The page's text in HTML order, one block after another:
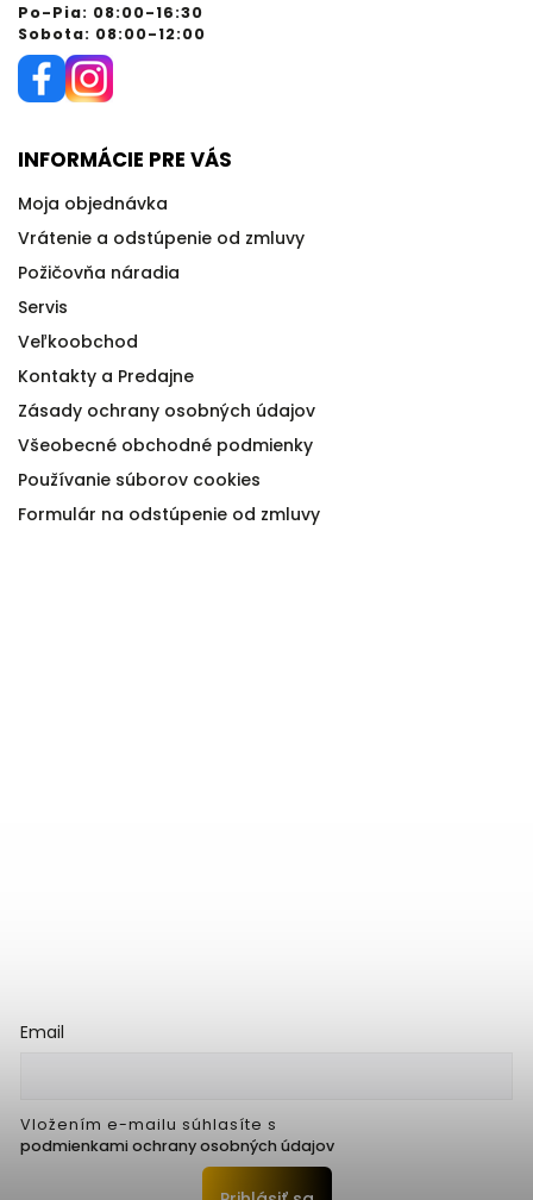
Po-Pia: 08:00-16:30
Sobota: 08:00-12:00
INFORMÁCIE PRE VÁS
Moja objednávka
Vrátenie a odstúpenie od zmluvy
Požičovňa náradia
Servis
Veľkoobchod
Kontakty a Predajne
Zásady ochrany osobných údajov
Všeobecné obchodné podmienky
Používanie súborov cookies
Formulár na odstúpenie od zmluvy
Email
Vložením e-mailu súhlasíte s
podmienkami ochrany osobných údajov